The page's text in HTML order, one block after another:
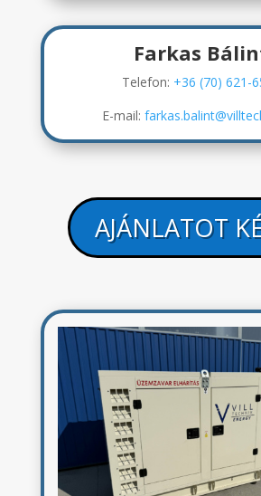
Farkas
Telefon: +36 (70) 621-
E-mail:
AJÁNLATOT